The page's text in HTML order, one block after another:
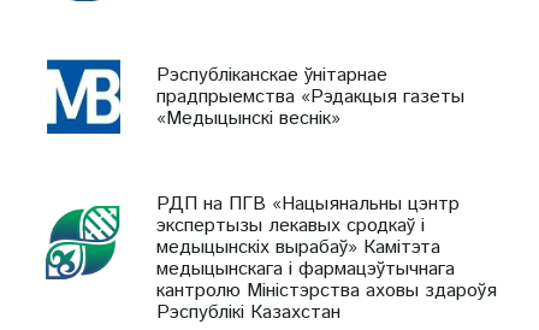
Рэспубліканскае ўнітарнае
прадпрыемства «Рэдакцыя газеты
«Медыцынскі веснік»
РДП на ПГВ «Нацыянальны цэнтр
экспертызы лекавых сродкаў і
медыцынскіх вырабаў» Камітэта
медыцынскага і фармацэўтычнага
кантролю Міністэрства аховы здароўя
Рэспублікі Казахстан